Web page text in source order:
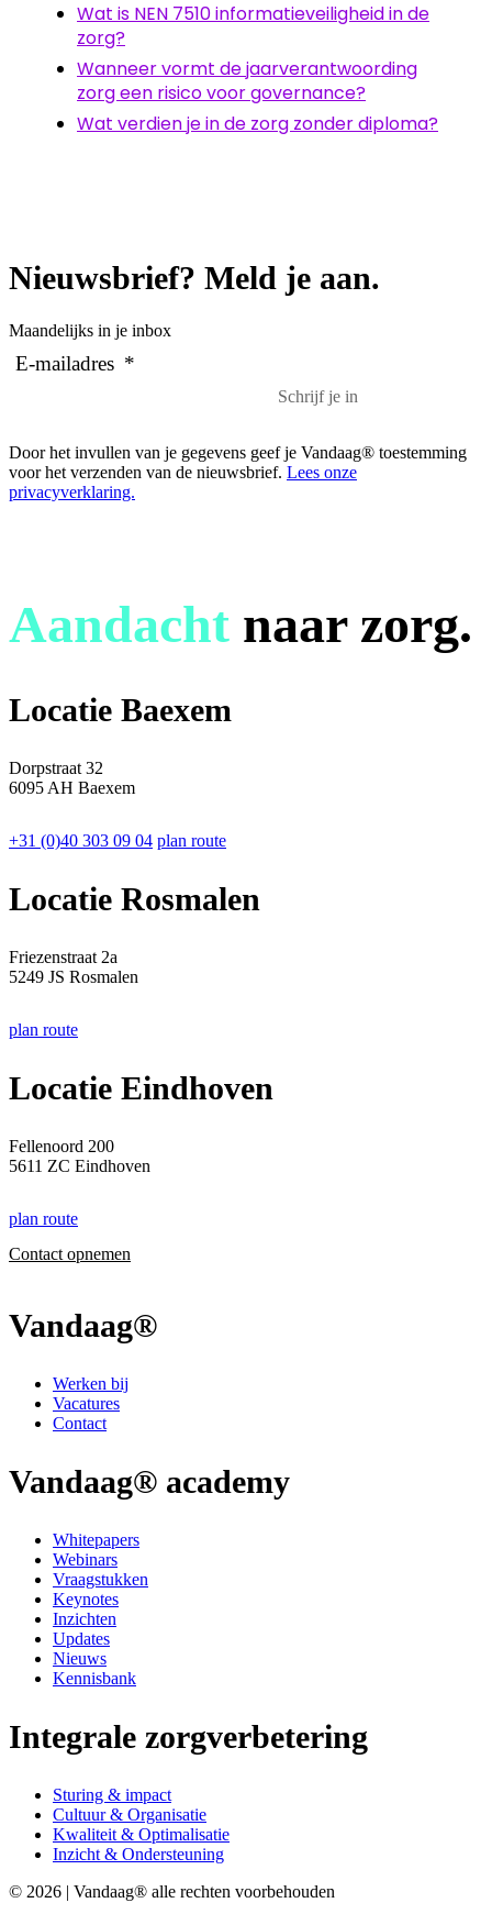
Wat is NEN 7510 informatieveiligheid in de
zorg?
Wanneer vormt de jaarverantwoording
zorg een risico voor governance?
Wat verdien je in de zorg zonder diploma?
Nieuwsbrief? Meld je aan.
Maandelijks in je inbox
E-mailadres *
Door het invullen van je gegevens geef je Vandaag® toestemming
voor het verzenden van de nieuwsbrief. Lees onze
privacyverklaring.
Aandacht naar zorg.
Locatie Baexem
Dorpstraat 32
6095 AH Baexem
+31 (0)40 303 09 04 plan route
Locatie Rosmalen
Friezenstraat 2a
5249 JS Rosmalen
plan route
Locatie Eindhoven
Fellenoord 200
5611 ZC Eindhoven
plan route
Contact opnemen
Vandaag®
Werken bij
Vacatures
Contact
Vandaag® academy
Whitepapers
Webinars
Vraagstukken
Keynotes
Inzichten
Updates
Nieuws
Kennisbank
Integrale zorgverbetering
Sturing & impact
Cultuur & Organisatie
Kwaliteit & Optimalisatie
Inzicht & Ondersteuning
© 2026 | Vandaag® alle rechten voorbehouden